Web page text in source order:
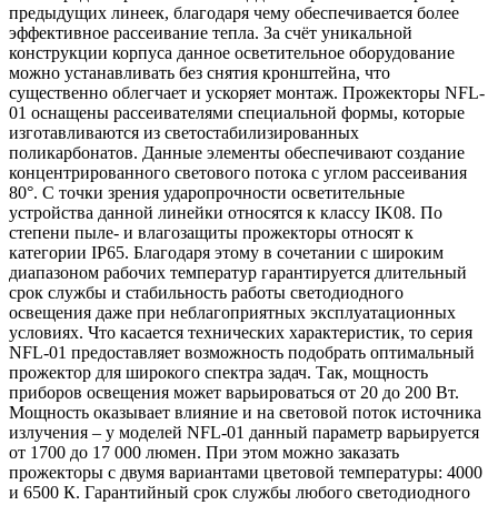
предыдущих линеек, благодаря чему обеспечивается более
эффективное рассеивание тепла. За счёт уникальной
конструкции корпуса данное осветительное оборудование
можно устанавливать без снятия кронштейна, что
существенно облегчает и ускоряет монтаж. Прожекторы NFL-
01 оснащены рассеивателями специальной формы, которые
изготавливаются из светостабилизированных
поликарбонатов. Данные элементы обеспечивают создание
концентрированного светового потока с углом рассеивания
80°. С точки зрения ударопрочности осветительные
устройства данной линейки относятся к классу IK08. По
степени пыле- и влагозащиты прожекторы относят к
категории IP65. Благодаря этому в сочетании с широким
диапазоном рабочих температур гарантируется длительный
срок службы и стабильность работы светодиодного
освещения даже при неблагоприятных эксплуатационных
условиях. Что касается технических характеристик, то серия
NFL-01 предоставляет возможность подобрать оптимальный
прожектор для широкого спектра задач. Так, мощность
приборов освещения может варьироваться от 20 до 200 Вт.
Мощность оказывает влияние и на световой поток источника
излучения – у моделей NFL-01 данный параметр варьируется
от 1700 до 17 000 люмен. При этом можно заказать
прожекторы с двумя вариантами цветовой температуры: 4000
и 6500 К. Гарантийный срок службы любого светодиодного